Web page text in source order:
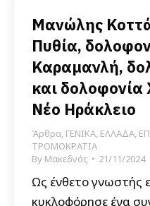
Μανώλης
Πυθία,
Καραμανλή,
και
Νέο Ηράκλειο
Άρθρα, ΓΕΝΙΚΑ, ΕΛΛΑΔΑ,
ΤΡΟΜΟΚΡΑΤΙΑ
By Μακεδνός 21/11/2024
Ως ένθετο γνωστής
κυκλοφόρησε ένα